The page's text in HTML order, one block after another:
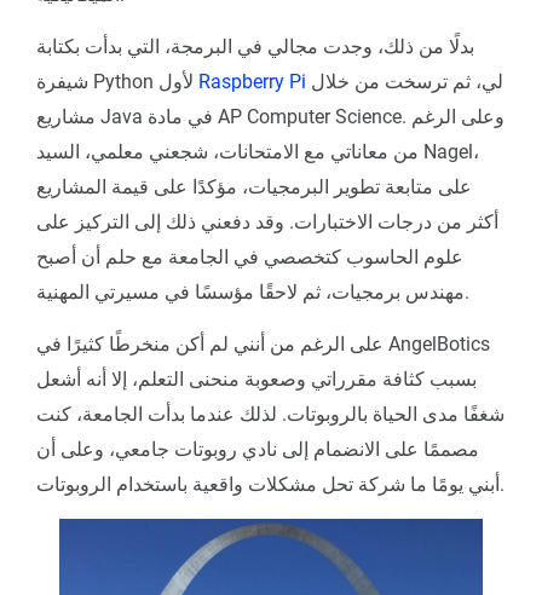
بدلًا من ذلك، وجدت مجالي في البرمجة، التي بدأت بكتابة
Raspberry Pi
مشاريع Java في مادة AP Computer Science. وعلى الرغم
من معاناتي مع الامتحانات، شجعني معلمي، السيد Nagel،
على متابعة تطوير البرمجيات، مؤكدًا على قيمة المشاريع
أكثر من درجات الاختبارات. وقد دفعني ذلك إلى التركيز على
علوم الحاسوب كتخصصي في الجامعة مع حلم أن أصبح
مهندس برمجيات، ثم لاحقًا مؤسسًا في مسيرتي المهنية.
على الرغم من أنني لم أكن منخرطًا كثيرًا في AngelBotics
بسبب كثافة مقرراتي وصعوبة منحنى التعلم، إلا أنه أشعل
شغفًا مدى الحياة بالروبوتات. لذلك عندما بدأت الجامعة، كنت
مصممًا على الانضمام إلى نادي روبوتات جامعي، وعلى أن
أبني يومًا ما شركة تحل مشكلات واقعية باستخدام الروبوتات.